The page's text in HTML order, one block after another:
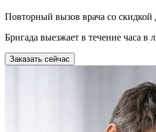
Повторный вызов врача со скидкой
Бригада выезжает в течение часа в
Заказать сейчас